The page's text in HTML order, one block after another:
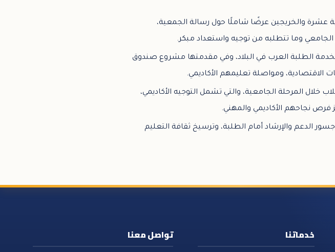
عشرة والخريجين عرضًا شاملًا حول رسالة الجمعية،
الجامعي وما تتطلبه من توجيه واستعداد مبكر.
لخدمة الطلبة العرب في البلاد، وفي مقدمتها مشروع صندوق
ومواصلة تعليمهم الأكاديمي.
خلال المرحلة الجامعية، والتي تشمل التوجيه الأكاديمي،
فرص نجاحهم الأكاديمي والمهني.
الدعم والإرشاد أمام الطلبة، وترسيخ ثقافة التعليم
خدماتنا تواصل معنا